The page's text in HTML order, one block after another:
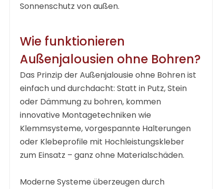
Sonnenschutz von außen.
Wie funktionieren
Außenjalousien ohne Bohren?
Das Prinzip derAußenjalousie ohne Bohrenist
einfach und durchdacht: Statt in Putz, Stein
oder Dämmung zu bohren, kommen
innovative Montagetechniken wie
Klemmsysteme, vorgespannte Halterungen
oder Klebeprofile mit Hochleistungskleber
zum Einsatz – ganz ohne Materialschäden.
Moderne Systeme überzeugen durch